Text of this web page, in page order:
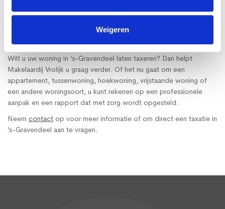
Weigeren
Taxatie aanvragen in 's-
Gravendeel
Wilt u uw woning in ’s-Gravendeel laten taxeren? Dan helpt
Makelaardij Vrolijk u graag verder. Of het nu gaat om een
appartement, tussenwoning, hoekwoning, vrijstaande woning of
een andere woningsoort, u kunt rekenen op een professionele
aanpak en een rapport dat met zorg wordt opgesteld.
Neem contact op voor meer informatie of om direct een taxatie in
’s-Gravendeel aan te vragen.